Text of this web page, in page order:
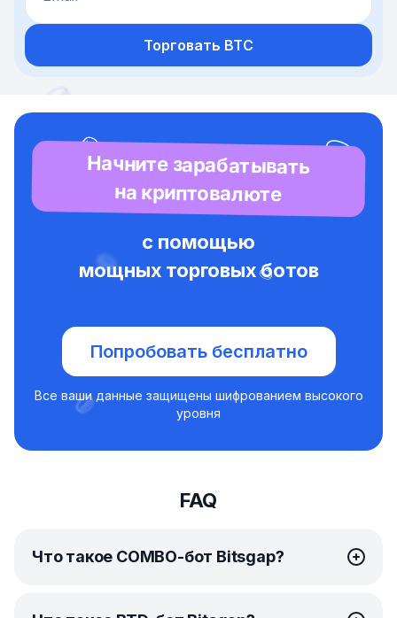
Торговать BTC
Начните зарабатывать
на криптовалюте
с помощью
мощных торговых ботов
Попробовать бесплатно
Все ваши данные защищены шифрованием высокого
уровня
FAQ
Что такое COMBO-бот Bitsgap?
COMBO-бот
Bitsgap — это по-настоящему